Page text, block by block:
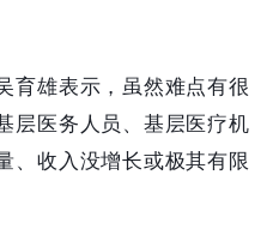
育雄表示，虽然难点有很
层医务人员、基层医疗机
、收入没增长或极其有限